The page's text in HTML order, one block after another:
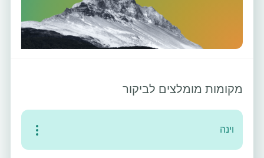
מקומות מומלצים לביקור
וינה